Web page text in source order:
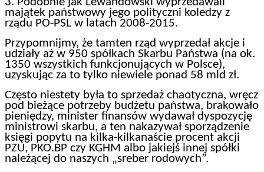
majątek państwowy jego polityczni koledzy z
rządu PO-PSL w latach 2008-2015.
Przypomnijmy, że tamten rząd wyprzedał akcje i
udziały aż w 950 spółkach Skarbu Państwa (na ok.
1350 wszystkich funkcjonujących w Polsce),
uzyskując za to tylko niewiele ponad 58 mld zł.
Często niestety była to sprzedaż chaotyczna, wręcz
pod bieżące potrzeby budżetu państwa, brakowało
pieniędzy, minister finansów wydawał dyspozycję
ministrowi skarbu, a ten nakazywał sporządzenie
księgi popytu na kilka-kilkanaście procent akcji
PZU, PKO.BP czy KGHM albo jakiejś innej spółki
należącej do naszych „sreber rodowych”.